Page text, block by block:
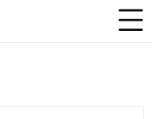
Toggle Menu